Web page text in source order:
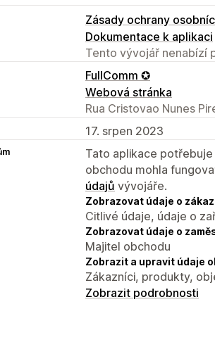
Zásady ochrany
Dokumentace k aplikaci
Tento vývojář nenabízí
FullComm ✪
Webová stránka
Rua Cristovao Nunes
17. srpen 2023
Tato aplikace
obchodu mohla
údajů vývojáře.
Zobrazovat údaje o
Citlivé údaje, údaje o
Zobrazovat údaje o
Majitel obchodu
Zobrazit a upravit údaje
Zákazníci, produkty,
Zobrazit podrobnosti